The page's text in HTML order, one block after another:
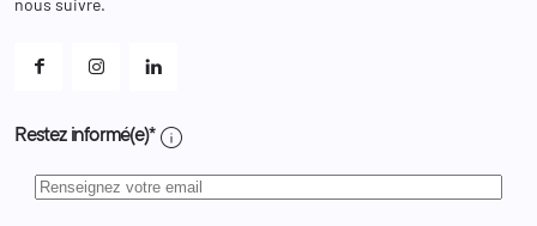
Restez informé(e)* info